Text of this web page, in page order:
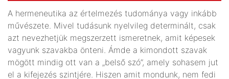
A hermeneutika az értelmezés tudománya vagy inkább
művészete. Mivel tudásunk nyelvileg determinált, csak
azt nevezhetjük megszerzett ismeretnek, amit képesek
vagyunk szavakba önteni. Ámde a kimondott szavak
mögött mindig ott van a „belső szó”, amely sohasem jut
el a kifejezés szintjére. Hiszen amit mondunk, nem fedi